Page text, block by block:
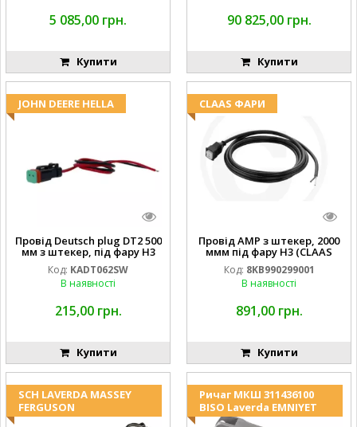
5 085,00 грн.
Купити
90 825,00 грн.
Купити
JOHN DEERE HELLA
Провід Deutsch plug DT2 500
мм з штекер, під фару H3
(JOHN DEERE AL116438
994.184.00) ) Kramp Hella
Код: KADT062SW
В наявності
215,00 грн.
Купити
CLAAS ФАРИ
Провід AMP з штекер, 2000
ммм під фару H3 (CLAAS
013733) Hella
Код: 8KB990299001
В наявності
891,00 грн.
Купити
SCH LAVERDA MASSEY
FERGUSON
Ричаг МКШ 311436100
BISO Laverda EMNIYET